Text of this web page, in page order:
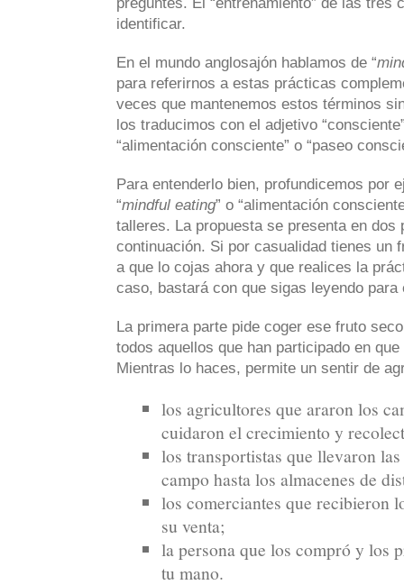
identificar.
En el mundo anglosajón hablamos de “
para referirnos a estas prácticas
veces que mantenemos estos términos
los traducimos con el adjetivo
“alimentación consciente” o “paseo
Para entenderlo bien, profundicemos por
“mindful eating” o “alimentación
talleres. La propuesta se presenta en dos
continuación. Si por casualidad tienes un
a que lo cojas ahora y que realices la
caso, bastará con que sigas leyendo para
La primera parte pide coger ese fruto
todos aquellos que han participado en
Mientras lo haces, permite un sentir de
los agricultores que araron los
cuidaron el crecimiento y
los transportistas que llevaron
campo hasta los almacenes de
los comerciantes que recibieron
su venta;
la persona que los compró y los
tu mano.